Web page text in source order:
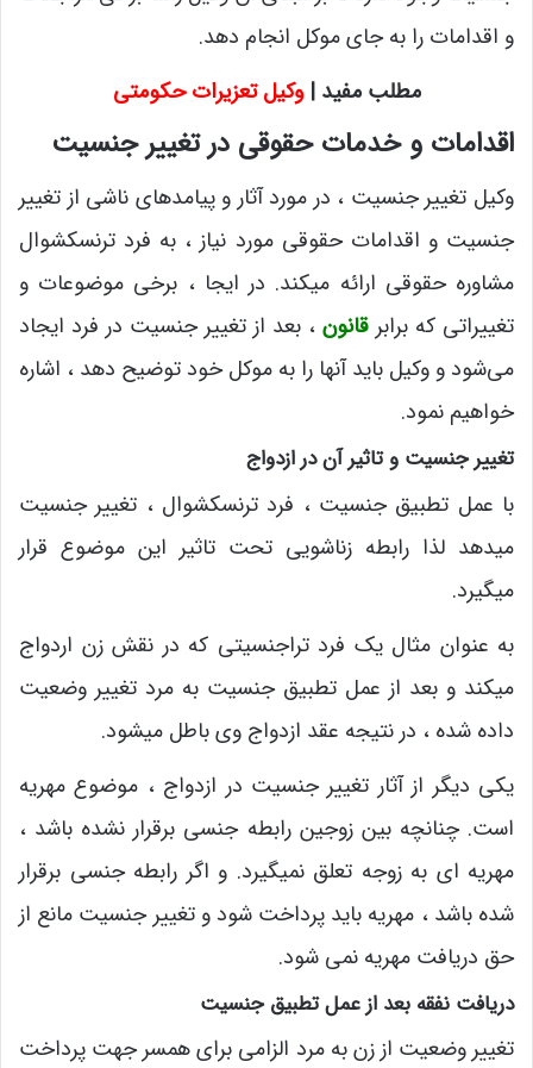
و اقدامات را به جای موکل انجام دهد.
مطلب مفید |وکیل تعزیرات حکومتی
اقدامات و خدمات حقوقی در تغییر جنسیت
وکیل تغییر جنسیت ، در مورد آثار و پیامدهای ناشی از تغییر
جنسیت و اقدامات حقوقی مورد نیاز ، به فرد ترنسکشوال
مشاوره حقوقی ارائه میکند. در ایجا ، برخی موضوعات و
تغییراتی که برابر قانون ، بعد از تغییر جنسیت در فرد ایجاد
می‌شود و وکیل باید آنها را به موکل خود توضیح دهد ، اشاره
خواهیم نمود.
تغییر جنسیت و تاثیر آن در ازدواج
با عمل تطبیق جنسیت ، فرد ترنسکشوال ، تغییر جنسیت
میدهد لذا رابطه زناشویی تحت تاثیر این موضوع قرار
میگیرد.
به عنوان مثال یک فرد تراجنسیتی که در نقش زن اردواج
میکند و بعد از عمل تطبیق جنسیت به مرد تغییر وضعیت
داده شده ، در نتیجه عقد ازدواج وی باطل میشود.
یکی دیگر از آثار تغییر جنسیت در ازدواج ، موضوع مهریه
است. چنانچه بین زوجین رابطه جنسی برقرار نشده باشد ،
مهریه ای به زوجه تعلق نمیگیرد. و اگر رابطه جنسی برقرار
شده باشد ، مهریه باید پرداخت شود و تغییر جنسیت مانع از
حق دریافت مهریه نمی شود.
دریافت نفقه بعد از عمل تطبیق جنسیت
تغییر وضعیت از زن به مرد الزامی برای همسر جهت پرداخت